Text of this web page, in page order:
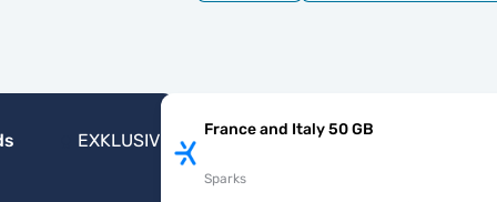
EXKLUSIV
France and Italy 50 GB
Sparks